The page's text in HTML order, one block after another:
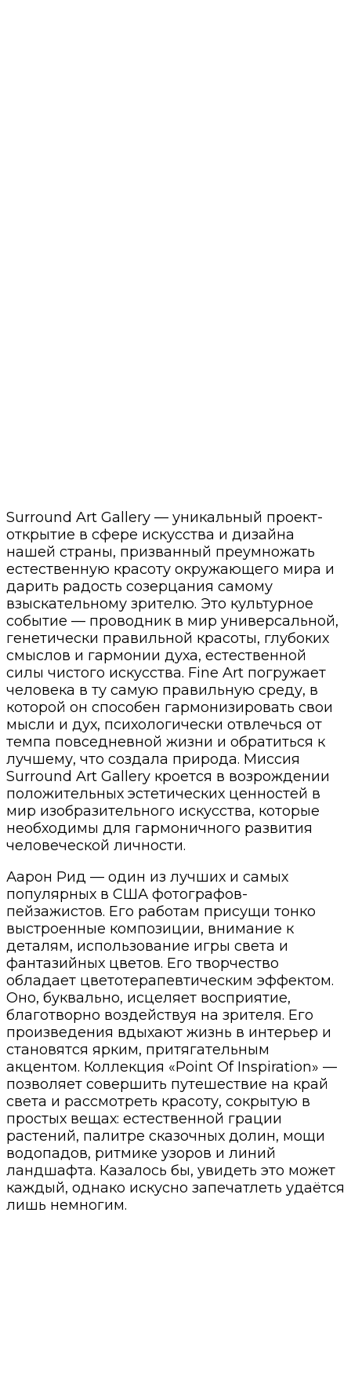
Surround Art Gallery — уникальный проект-
открытие в сфере искусства и дизайна
нашей страны, призванный преумножать
естественную красоту окружающего мира и
дарить радость созерцания самому
взыскательному зрителю. Это культурное
событие — проводник в мир универсальной,
генетически правильной красоты, глубоких
смыслов и гармонии духа, естественной
силы чистого искусства. Fine Art погружает
человека в ту самую правильную среду, в
которой он способен гармонизировать свои
мысли и дух, психологически отвлечься от
темпа повседневной жизни и обратиться к
лучшему, что создала природа. Миссия
Surround Art Gallery кроется в возрождении
положительных эстетических ценностей в
мир изобразительного искусства, которые
необходимы для гармоничного развития
человеческой личности.
Аарон Рид — один из лучших и самых
популярных в США фотографов-
пейзажистов. Его работам присущи тонко
выстроенные композиции, внимание к
деталям, использование игры света и
фантазийных цветов. Его творчество
обладает цветотерапевтическим эффектом.
Оно, буквально, исцеляет восприятие,
благотворно воздействуя на зрителя. Его
произведения вдыхают жизнь в интерьер и
становятся ярким, притягательным
акцентом. Коллекция «Point Of Inspiration» —
позволяет совершить путешествие на край
света и рассмотреть красоту, сокрытую в
простых вещах: естественной грации
растений, палитре сказочных долин, мощи
водопадов, ритмике узоров и линий
ландшафта. Казалось бы, увидеть это может
каждый, однако искусно запечатлеть удаётся
лишь немногим.